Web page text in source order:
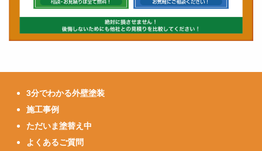
3分でわかる外壁塗装
施工事例
ただいま塗替え中
よくあるご質問